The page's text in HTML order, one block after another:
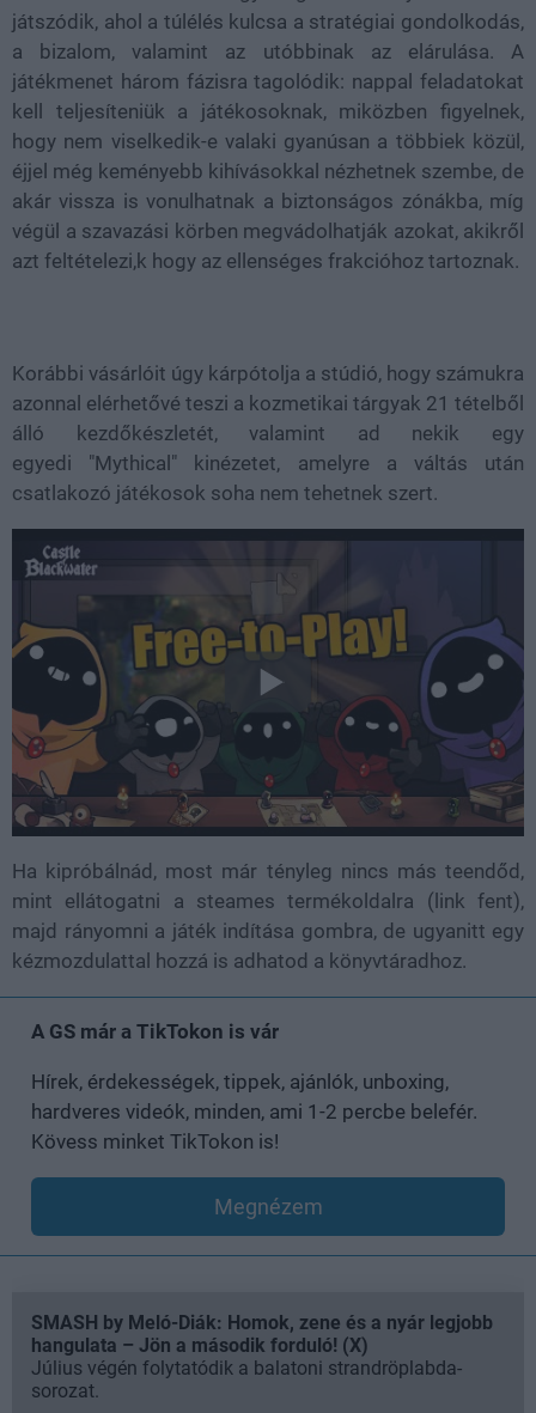
játszódik, ahol a túlélés kulcsa a stratégiai gondolkodás,
a bizalom, valamint az utóbbinak az elárulása. A
játékmenet három fázisra tagolódik: nappal feladatokat
kell teljesíteniük a játékosoknak, miközben figyelnek,
hogy nem viselkedik-e valaki gyanúsan a többiek közül,
éjjel még keményebb kihívásokkal nézhetnek szembe, de
akár vissza is vonulhatnak a biztonságos zónákba, míg
végül a szavazási körben megvádolhatják azokat, akikről
azt feltételezi,k hogy az ellenséges frakcióhoz tartoznak.
Korábbi vásárlóit úgy kárpótolja a stúdió, hogy számukra
azonnal elérhetővé teszi a kozmetikai tárgyak 21 tételből
álló kezdőkészletét, valamint ad nekik egy
egyedi "Mythical" kinézetet, amelyre a váltás után
csatlakozó játékosok soha nem tehetnek szert.
Ha kipróbálnád, most már tényleg nincs más teendőd,
mint ellátogatni a steames termékoldalra (link fent),
majd rányomni a játék indítása gombra, de ugyanitt egy
kézmozdulattal hozzá is adhatod a könyvtáradhoz.
A GS már a TikTokon is vár
Hírek, érdekességek, tippek, ajánlók, unboxing,
hardveres videók, minden, ami 1-2 percbe belefér.
Kövess minket TikTokon is!
Megnézem
SMASH by Meló-Diák: Homok, zene és a nyár legjobb
hangulata – Jön a második forduló! (X)
Július végén folytatódik a balatoni strandröplabda-
sorozat.